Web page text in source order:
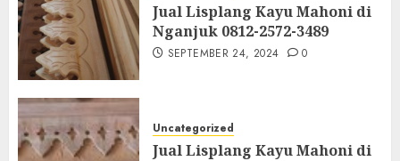
Jual Lisplang Kayu Mahoni di
Nganjuk 0812-2572-3489
SEPTEMBER 24, 2024 0
Uncategorized
Jual Lisplang Kayu Mahoni di